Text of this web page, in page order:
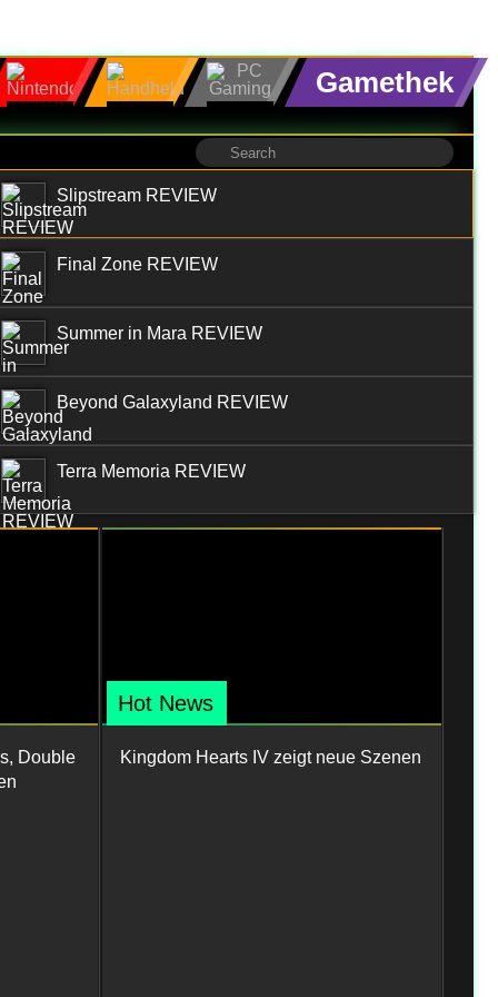
Gamethek
Slipstream REVIEW
Final Zone REVIEW
Summer in Mara REVIEW
Beyond Galaxyland REVIEW
Terra Memoria REVIEW
Double
Hot News
Kingdom Hearts IV zeigt neue Szenen